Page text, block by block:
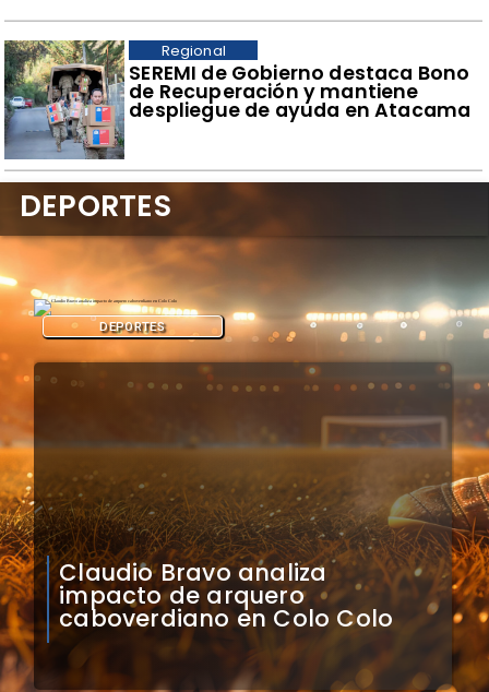
SEREMI de Gobierno destaca Bono
de Recuperación y mantiene
despliegue de ayuda en Atacama
Regional
Natalia Duco responde a
Contraloría: Presidente puede
cuestionar mi permanencia
DEPORTES
DEPORTES